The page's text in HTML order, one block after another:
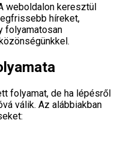
weboldalon keresztül
híreket,
folyamatosan
folyamat, de ha lépésről
válik. Az alábbiakban